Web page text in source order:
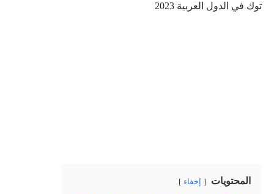
توك في الدول العربية 2023
المحتويات إخفاء